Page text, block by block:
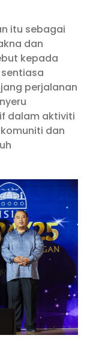
itu sebagai
dan
kepada
perjalanan
dalam aktiviti
dan